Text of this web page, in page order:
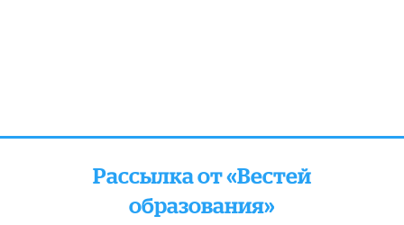
Рассылка от «Вестей
образования»